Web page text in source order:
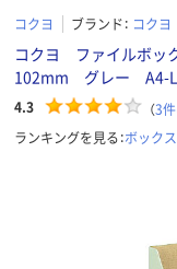
コクヨ ブランド： コクヨ
コクヨ ファイルボ
102mm グレー A4-
4.3 （3
ランキングを見る：ボックス